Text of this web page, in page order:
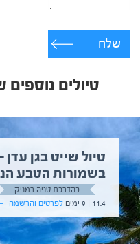
שלח
טיולים נוספים
טיול שייט בגן עדן
בשמורות הטבע
בהדרכת טניה רמניק
11.4 | 9 ימים
לפרטים והרשמה